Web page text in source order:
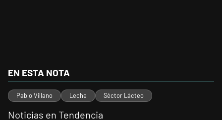
EN ESTA NOTA
Pablo Villano Leche Séctor Lácteo
Noticias en Tendencia